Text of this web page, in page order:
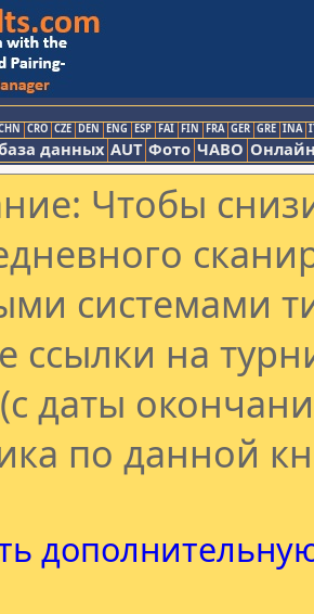
CRO CZE DEN ENG ESP FAI FIN FRA GER GRE INA
данных AUT Фото ЧАВО
Чтобы
системами
ссылки на
даты
по данной